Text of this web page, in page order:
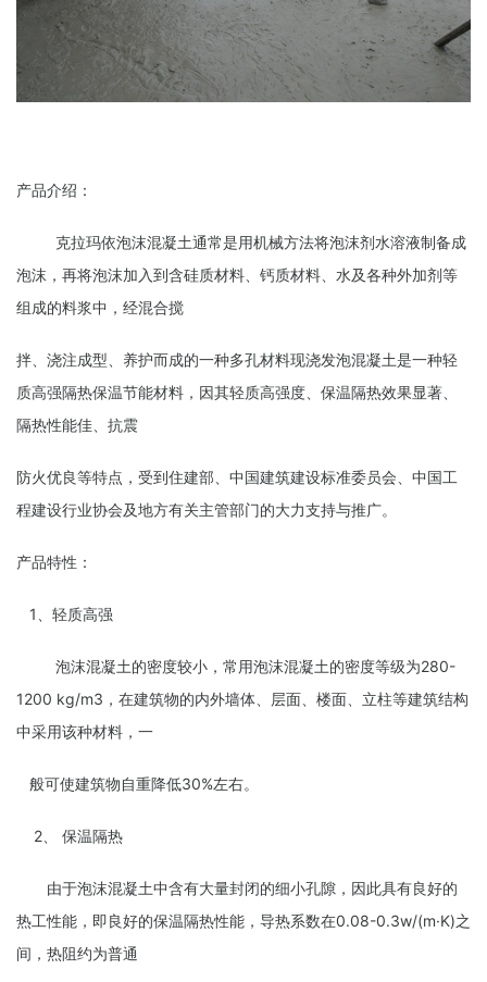
产品介绍：
克拉玛依泡沫混凝土通常是用机械方法将泡沫剂水溶液制备成
泡沫，再将泡沫加入到含硅质材料、钙质材料、水及各种外加剂等
组成的料浆中，经混合搅
拌、浇注成型、养护而成的一种多孔材料现浇发泡混凝土是一种轻
质高强隔热保温节能材料，因其轻质高强度、保温隔热效果显著、
隔热性能佳、抗震
防火优良等特点，受到住建部、中国建筑建设标准委员会、中国工
程建设行业协会及地方有关主管部门的大力支持与推广。
产品特性：
1、轻质高强
泡沫混凝土的密度较小，常用泡沫混凝土的密度等级为280-
1200 kg/m3，在建筑物的内外墙体、层面、楼面、立柱等建筑结构
中采用该种材料，一
般可使建筑物自重降低30%左右。
2、 保温隔热
由于泡沫混凝土中含有大量封闭的细小孔隙，因此具有良好的
热工性能，即良好的保温隔热性能，导热系数在0.08-0.3w/(m·K)之
间，热阻约为普通